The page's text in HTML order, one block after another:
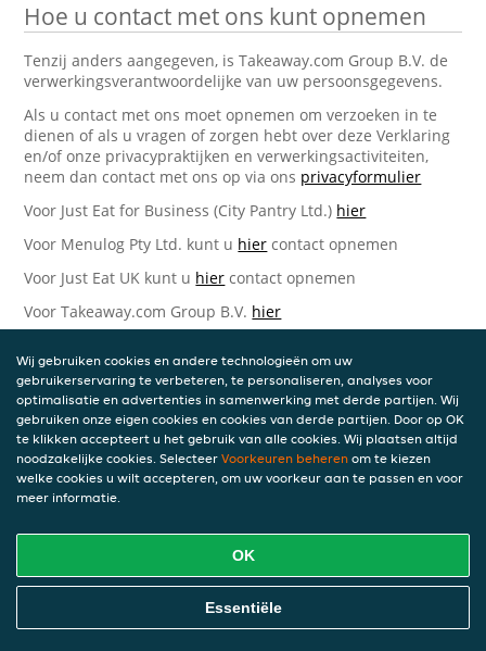
Hoe u contact met ons kunt opnemen
Tenzij anders aangegeven, is Takeaway.com Group B.V. de
verwerkingsverantwoordelijke van uw persoonsgegevens.
Als u contact met ons moet opnemen om verzoeken in te
dienen of als u vragen of zorgen hebt over deze Verklaring
en/of onze privacypraktijken en verwerkingsactiviteiten,
neem dan contact met ons op via ons privacyformulier
Voor Just Eat for Business (City Pantry Ltd.) hier
Voor Menulog Pty Ltd. kunt u hier contact opnemen
Voor Just Eat UK kunt u hier contact opnemen
Voor Takeaway.com Group B.V. hier
Takeaway.com Group B.V.
Piet Heinkade 61
1019 GM Amsterdam
Nederland
Bijgewerkte versies van deze
Wij kunnen deze Verklaring van tijd tot tijd bijwerken als
reactie op veranderende juridische, technische of zakelijke
ontwikkelingen. Wanneer wij onze Privacyverklaring
bijwerken, zullen wij passende maatregelen nemen om u
Wij gebruiken cookies en andere technologieën om uw
gebruikerservaring te verbeteren, te personaliseren, analyses voor
optimalisatie en advertenties in samenwerking met derde partijen. Wij
gebruiken onze eigen cookies en cookies van derde partijen. Door op OK
te klikken accepteert u het gebruik van alle cookies. Wij plaatsen altijd
noodzakelijke cookies. Selecteer Voorkeuren beheren om te kiezen
welke cookies u wilt accepteren, om uw voorkeur aan te passen en voor
meer informatie.
OK
Essentiële